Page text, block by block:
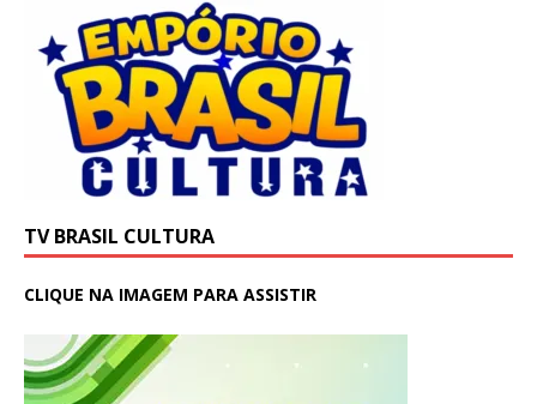
TV BRASIL CULTURA
CLIQUE NA IMAGEM PARA ASSISTIR